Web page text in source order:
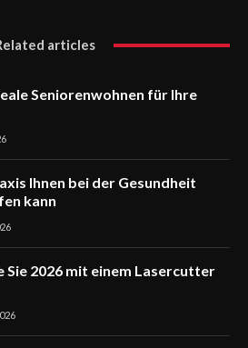
articles
Seniorenwohnen für Ihre
Ihnen bei der Gesundheit
kann
Sie 2026 mit einem Lasercutter